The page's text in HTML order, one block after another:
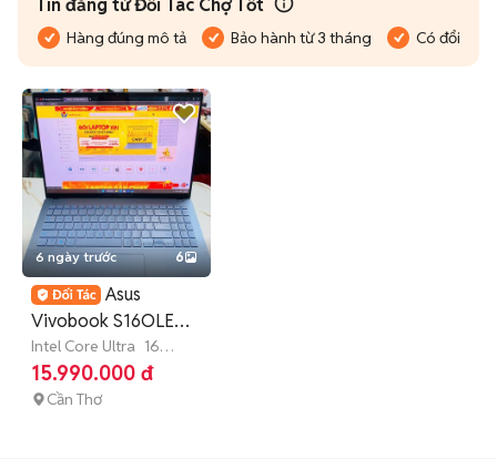
Tin đăng từ Đối Tác Chợ Tốt
Hàng đúng mô tả Bảo hành từ 3 tháng Có đổi trả
6 ngày trước 6
Asus
Vivobook S16OLED
3.2K S5606MA UL5-
125H 16/512
Intel Core Ultra 16
GB 512 GB SSD
15.990.000 đ
Cần Thơ